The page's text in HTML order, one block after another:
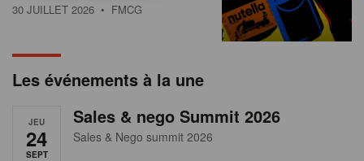
e
a
30 JUILLET 2026 • FMCG
Les événements à la une
JEU
24
SEPT
Sales & nego Summit 2026
Sales & Nego summit 2026